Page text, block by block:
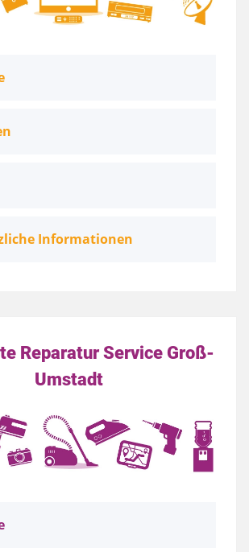
Informationen
Reparatur Service Groß-
Umstadt